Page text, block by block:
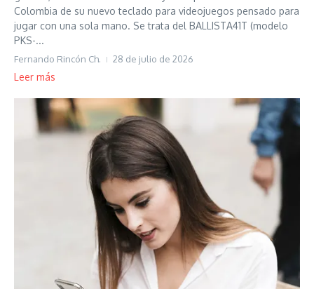
Colombia de su nuevo teclado para videojuegos pensado para
jugar con una sola mano. Se trata del BALLISTA41T (modelo
PKS-...
Fernando Rincón Ch. 28 de julio de 2026
Leer más